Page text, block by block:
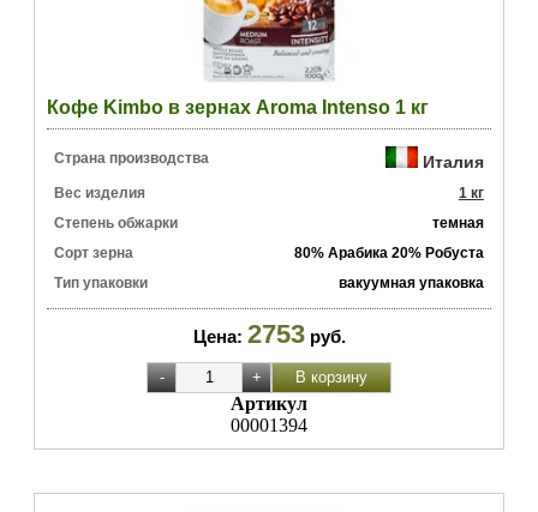
Кофе Kimbo в зернах Aroma Intenso 1 кг
Страна производства Италия
Вес изделия
1 кг
Степень обжарки
темная
Сорт зерна
80% Арабика 20% Робуста
Тип упаковки
вакуумная упаковка
Цена: 2753 руб.
Артикул
00001394